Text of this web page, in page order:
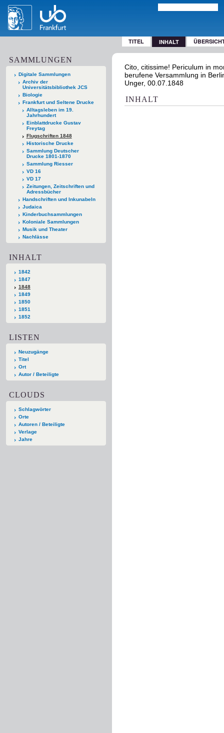
TITEL INHALT
SAMMLUNGEN
Digitale Sammlungen
Archiv der
Universitätsbibliothek JCS
Biologie
Frankfurt und Seltene Drucke
Alltagsleben im 19.
Jahrhundert
Einblattdrucke Gustav
Freytag
Flugschriften 1848
Historische Drucke
Sammlung Deutscher
Drucke 1801-1870
Sammlung Riesser
VD 16
VD 17
Zeitungen, Zeitschriften und
Adressbücher
Handschriften und Inkunabeln
Judaica
Kinderbuchsammlungen
Koloniale Sammlungen
Musik und Theater
Nachlässe
INHALT
1842
1847
1848
1849
1850
1851
1852
LISTEN
Neuzugänge
Titel
Ort
Autor / Beteiligte
CLOUDS
Schlagwörter
Orte
Autoren / Beteiligte
Verlage
Jahre
Cito, citissime! Periculum in
berufene Versammlung in
Unger, 00.07.1848
INHALT